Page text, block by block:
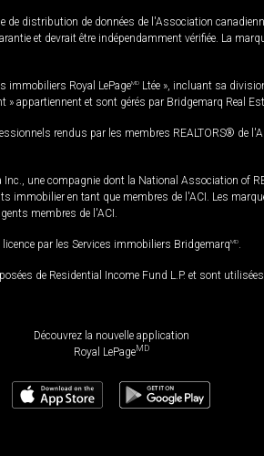
de distribution de données de l'Association
et devrait être indépendamment vérifiée. La
immobiliers Royal LePageMD Ltée », incluant sa
appartiennent et sont gérés par Bridgemarq Real
rendus par les membres REALTORS® de
une compagnie dont la National Association of
immobilier en tant que membres de l'ACI. Les
membres de l'ACI.
par les Services immobiliers BridgemarqMD
de Residential Income Fund L.P. et sont
Découvrez la nouvelle application
Royal LePageMD